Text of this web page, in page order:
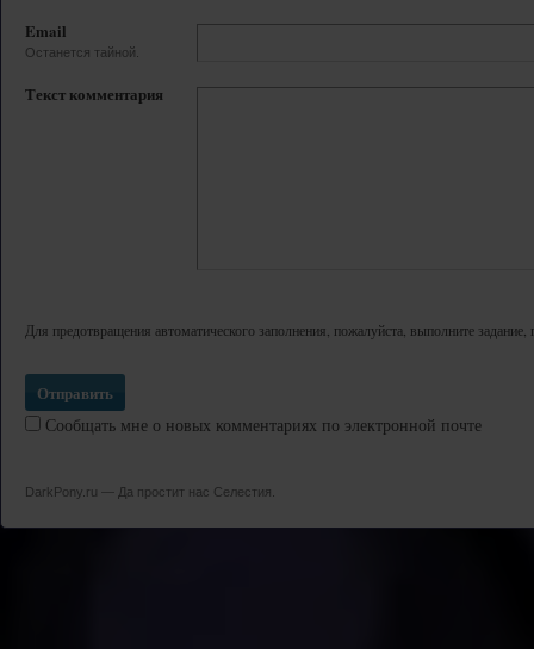
Email
Останется тайной.
Текст комментария
Для предотвращения автоматического заполнения, пожалуйста, выполните
Сообщать мне о новых комментариях по электронной почте
DarkPony.ru — Да простит нас Селестия.